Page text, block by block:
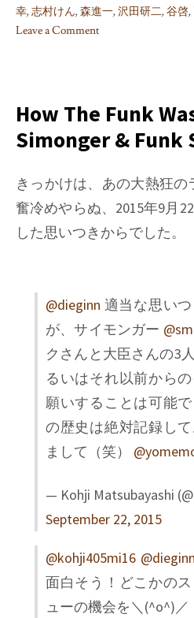
幸,志村けん,森進一,沢田研二,谷啓,
Leave a Comment
Funk
Was
Won:
Simonger
&
Funk
Story,
(Extra
Edition)
How The Funk
Simonger & Funk
きっかけは、あの大熱狂の
奮冷めやらぬ、2015年9月
した思いつきからでした。
@dieginn 適当な思い
が、サイモンガー
クさんと大臣さんの3
るいはそれ以前から
願いすることは可能
の歴史は絶対記録し
まして（笑）
— Kohji Matsubayashi
September 22, 2015
@kohji405mi16 @dieginn
面白そう！どこかの
ューの機会を＼(^o^)／